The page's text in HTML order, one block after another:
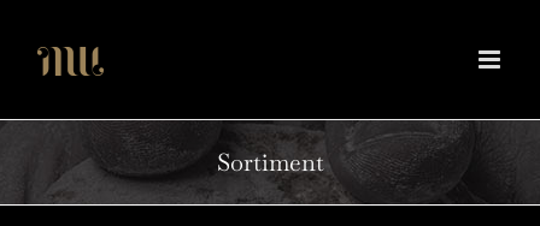
Inhalt
springen
Sortiment